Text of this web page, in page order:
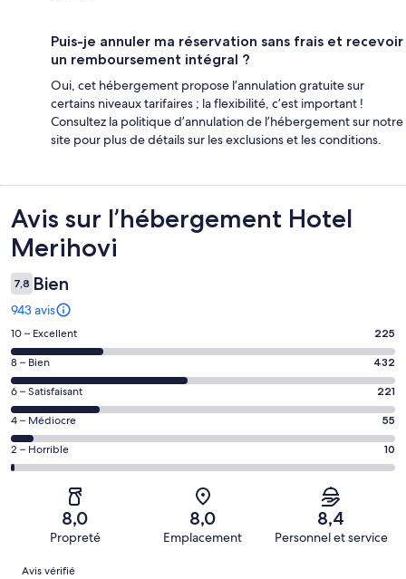
Puis-je annuler ma réservation sans frais et recevoir
un remboursement intégral ?
Oui, cet hébergement propose l’annulation gratuite sur
certains niveaux tarifaires ; la flexibilité, c’est important !
Consultez la politique d’annulation de l’hébergement sur notre
site pour plus de détails sur les exclusions et les conditions.
Avis
Avis sur l’hébergement Hotel
Merihovi
7,8 Bien
943 avis
Note
des
voyageurs
de 10
(Excellent),
d’après 225 avis
sur 943.
10 – Excellent 225
Note
des
voyageurs
de 8
(Bien),
d’après 432 avis
8 – Bien 432
Note
des
voyageurs
de 6
(Satisfaisant),
d’après 221 avis
6 – Satisfaisant 221
Note
des
voyageurs
(Médiocre),
d’après 55 avis
sur 943.
4 – Médiocre 55
Note
des
voyageurs
(Horrible),
d’après 10 avis
sur 943.
2 – Horrible 10
8,0
Propreté
8,0
Emplacement
8,4
Personnel et service
Avis
Avis vérifié